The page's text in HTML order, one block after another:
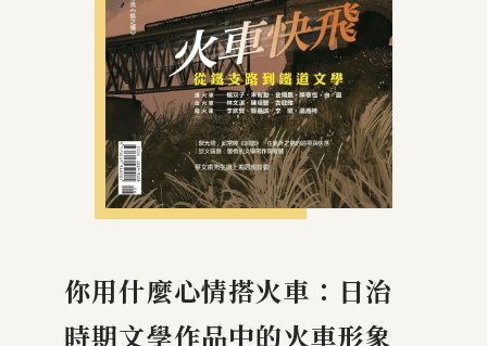
你用什麼心情搭火車：日治
時期文學作品中的火車形象